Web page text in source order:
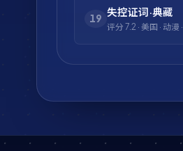
19
失控证词·典藏
评分 7.2 · 美国 · 动漫 ·